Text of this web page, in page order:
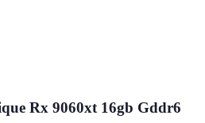
Rx 9060xt 16gb Gddr6